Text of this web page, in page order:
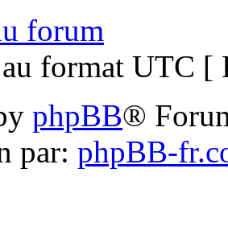
forum
format UTC [
phpBB®
par: phpBB-